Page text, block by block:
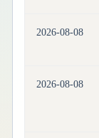
2026-08-08
2026-08-08